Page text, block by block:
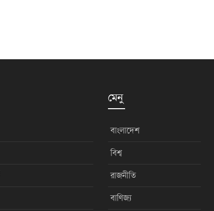
মেনু
বাংলাদেশ
বিশ্ব
রাজনীতি
বাণিজ্য